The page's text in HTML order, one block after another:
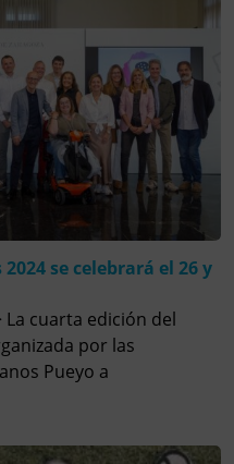
se celebrará el 26 y
La cuarta edición del
por las
Pueyo a